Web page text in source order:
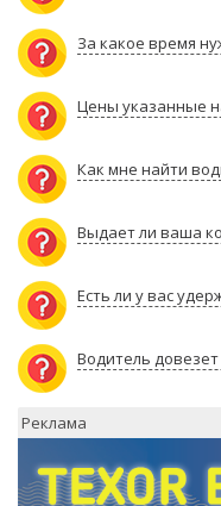
За какое время
Цены указанные
Как мне найти
Выдает ли ваша
Есть ли у вас
Водитель довезет
Реклама